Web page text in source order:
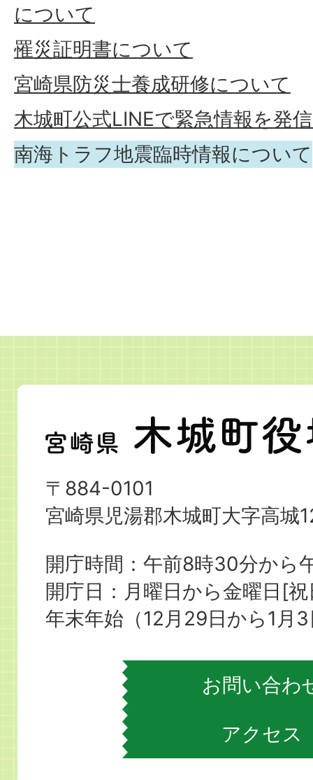
について
罹災証明書について
宮崎県防災士養成研修について
木城町公式LINEで緊急情報を発
南海トラフ地震臨時情報について
宮
崎
県
木
町
役
場
〒884-0101
宮崎県児湯郡木城町大字高城
開庁時間：午前8時30分から
開庁日：月曜日から金曜日[
年末年始（12月29日から1月
お問い合わ
アクセス